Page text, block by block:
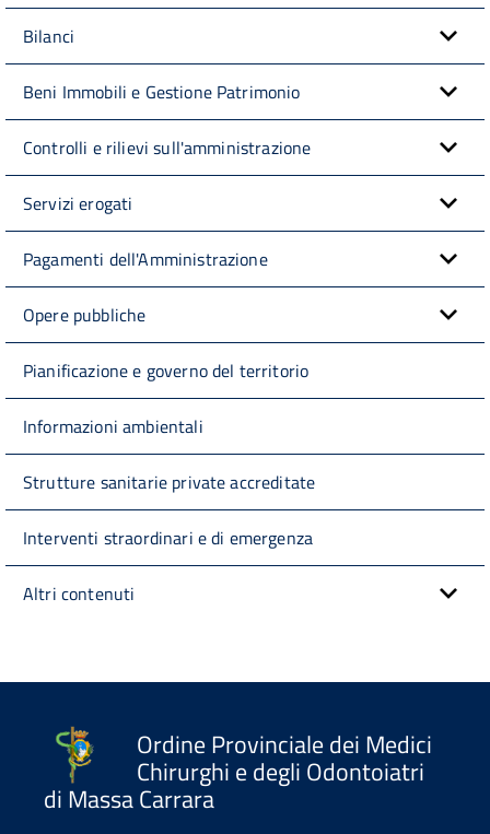
Bilanci
Beni Immobili e Gestione Patrimonio
Controlli e rilievi sull'amministrazione
Servizi erogati
Pagamenti dell'Amministrazione
Opere pubbliche
Pianificazione e governo del territorio
Informazioni ambientali
Strutture sanitarie private accreditate
Interventi straordinari e di emergenza
Altri contenuti
Ordine Provinciale dei Medici
Chirurghi e degli Odontoiatri
di Massa Carrara